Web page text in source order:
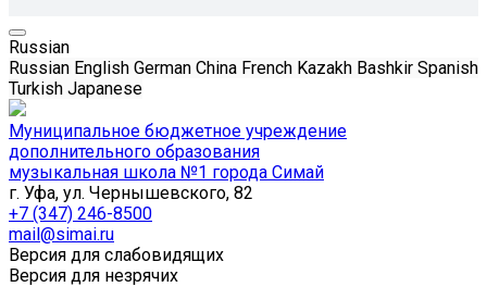
Russian
Russian English German China French Kazakh Bashkir Spanish
Turkish Japanese
Муниципальное бюджетное учреждение
дополнительного образования
музыкальная школа №1 города Симай
г. Уфа, ул. Чернышевского, 82
+7 (347) 246-8500
mail@simai.ru
Версия для слабовидящих
Версия для незрячих